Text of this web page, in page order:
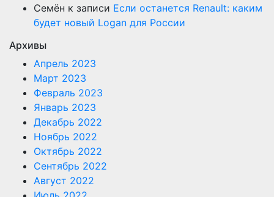
Семён к записи Если останется Renault: каким
будет новый Logan для России
Архивы
Апрель 2023
Март 2023
Февраль 2023
Январь 2023
Декабрь 2022
Ноябрь 2022
Октябрь 2022
Сентябрь 2022
Август 2022